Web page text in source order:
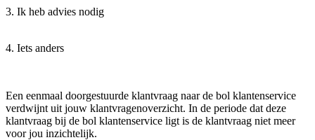
3. Ik heb advies nodig
4. Iets anders
Een eenmaal doorgestuurde klantvraag naar de bol klantenservice
verdwijnt uit jouw klantvragenoverzicht. In de periode dat deze
klantvraag bij de bol klantenservice ligt is de klantvraag niet meer
voor jou inzichtelijk.